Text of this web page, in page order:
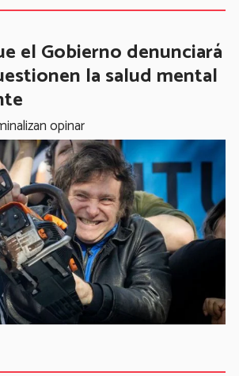
el Gobierno denunciará
la salud mental
opinar